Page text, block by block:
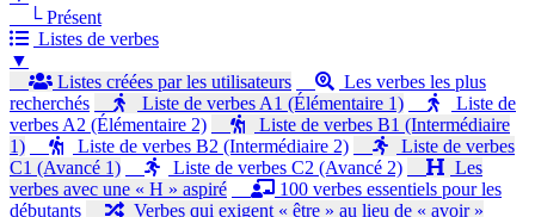
└ Présent
Listes de verbes
▼
Listes créées par les utilisateurs
Les verbes les plus
recherchés
Liste de verbes A1 (Élémentaire 1)
Liste de
verbes A2 (Élémentaire 2)
Liste de verbes B1 (Intermédiaire
1)
Liste de verbes B2 (Intermédiaire 2)
Liste de verbes
C1 (Avancé 1)
Liste de verbes C2 (Avancé 2)
Les
verbes avec une « H » aspiré
100 verbes essentiels pour les
débutants
Verbes qui exigent « être » au lieu de « avoir »